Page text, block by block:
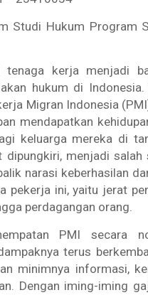
Studi Hukum Program
tenaga kerja menjadi
hukum di
Migran Indonesia
mendapatkan
keluarga mereka di
dipungkiri, menjadi
narasi keberhasilan
pekerja ini, yaitu jerat
perdagangan orang.
PMI secara
terus
minimnya informasi,
Dengan iming-iming